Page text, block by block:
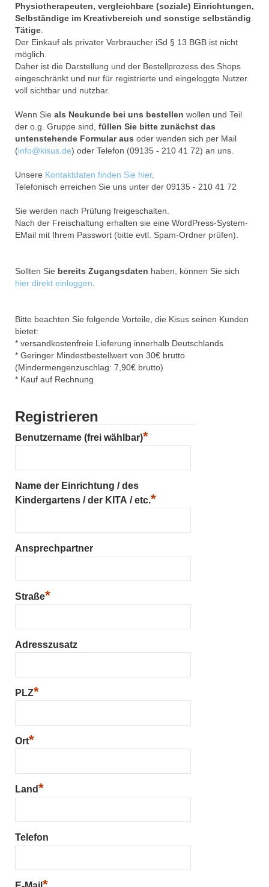
Physiotherapeuten, vergleichbare (soziale) Einrichtungen,
Selbständige im Kreativbereich und sonstige selbständig
Tätige.
Der Einkauf als privater Verbraucher iSd § 13 BGB ist nicht
möglich.
Daher ist die Darstellung und der Bestellprozess des Shops
eingeschränkt und nur für registrierte und eingeloggte Nutzer
voll sichtbar und nutzbar.
Wenn Sie als Neukunde bei uns bestellen wollen und Teil
der o.g. Gruppe sind, füllen Sie bitte zunächst das
untenstehende Formular aus oder wenden sich per Mail
(info@kisus.de) oder Telefon (09135 - 210 41 72) an uns.
Unsere Kontaktdaten finden Sie hier.
Telefonisch erreichen Sie uns unter der 09135 - 210 41 72
Sie werden nach Prüfung freigeschalten.
Nach der Freischaltung erhalten sie eine WordPress-System-
EMail mit Ihrem Passwort (bitte evtl. Spam-Ordner prüfen).
Sollten Sie bereits Zugangsdaten haben, können Sie sich
hier direkt einloggen.
Bitte beachten Sie folgende Vorteile, die Kisus seinen Kunden
bietet:
* versandkostenfreie Lieferung innerhalb Deutschlands
* Geringer Mindestbestellwert von 30€ brutto
(Mindermengenzuschlag: 7,90€ brutto)
* Kauf auf Rechnung
Registrieren
Benutzername (frei wählbar)*
Name der Einrichtung / des
Kindergartens / der KITA / etc.*
Ansprechpartner
Straße*
Adresszusatz
PLZ*
Ort*
Land*
Telefon